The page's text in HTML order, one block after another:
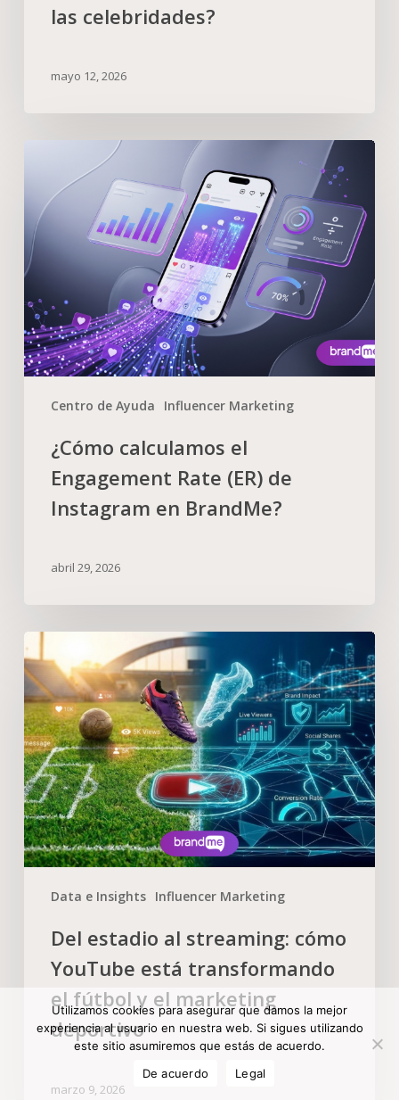
las celebridades?
mayo 12, 2026
Centro de Ayuda Influencer Marketing
¿Cómo calculamos el
Engagement Rate (ER) de
Instagram en BrandMe?
abril 29, 2026
Data e Insights Influencer Marketing
Del estadio al streaming: cómo
YouTube está transformando
el fútbol y el marketing
deportivo
marzo 9, 2026
Utilizamos cookies para asegurar que damos la mejor
experiencia al usuario en nuestra web. Si sigues utilizando
este sitio asumiremos que estás de acuerdo.
De acuerdo
Legal